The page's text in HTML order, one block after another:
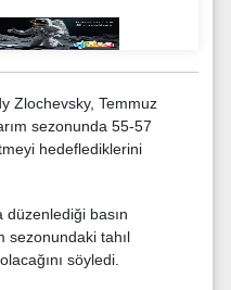
Zlochevsky, Temmuz
sezonunda 55-57
hedeflediklerini
basın
sezonundaki tahıl
söyledi.